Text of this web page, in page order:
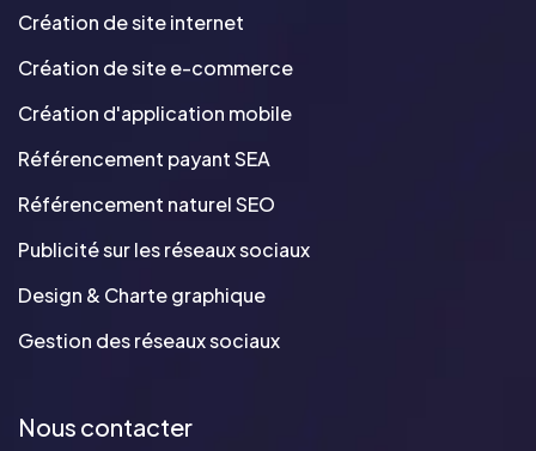
Création de site internet
Création de site e-commerce
Création d'application mobile
Référencement payant SEA
Référencement naturel SEO
Publicité sur les réseaux sociaux
Design & Charte graphique
Gestion des réseaux sociaux
Nous contacter